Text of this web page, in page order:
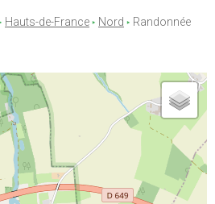
Hauts-de-France Nord
Randonnée